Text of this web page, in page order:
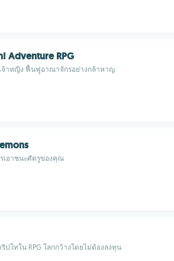
Adventure RPG
เจ้าหญิง ฟื้นฟูอาณาจักรอย่างกล้าหาญ
เอาชนะศัตรูของคุณ
ปโทใน RPG โลกกว้างโดยไม่ต้องลงทุน